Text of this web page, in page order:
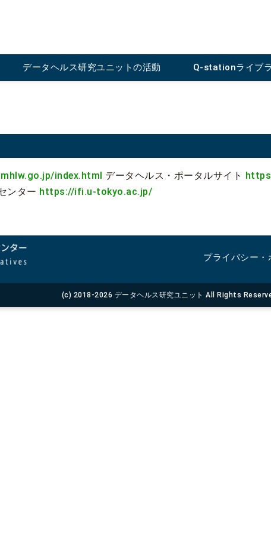
データヘルス研究ユニットの活動 Q-stationライブ
index.html データヘルス・ポータルサイト
ンター https://ifi.u-tokyo.ac.jp/
プライバシー・
(c) 2018-2026 データヘルス研究ユニット All Rights